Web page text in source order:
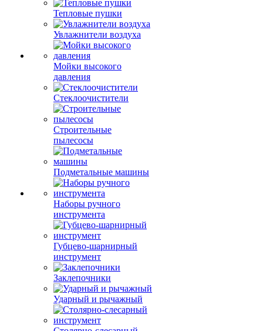
Тепловые пушки
Увлажнители воздуха
Мойки высокого
давления
Стеклоочистители
Строительные
пылесосы
Подметальные машины
Наборы ручного
инструмента
Губцево-шарнирный
инструмент
Заклепочники
Ударный и рычажный